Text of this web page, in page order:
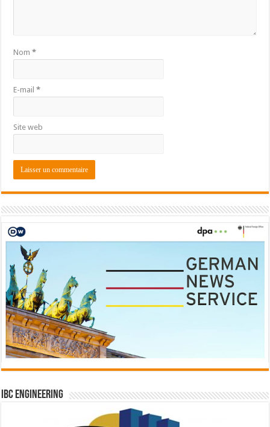
Nom*
E-mail*
Site web
IBC Engineering